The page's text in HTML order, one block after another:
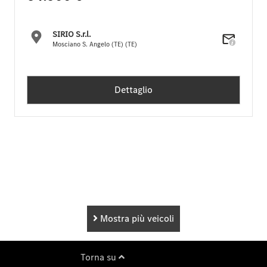
SIRIO S.r.l.
Mosciano S. Angelo (TE) (TE)
Dettaglio
Mostra più veicoli
Torna su